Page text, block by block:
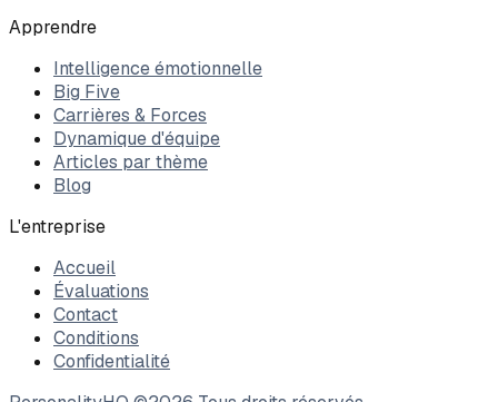
Apprendre
Intelligence émotionnelle
Big Five
Carrières & Forces
Dynamique d'équipe
Articles par thème
Blog
L'entreprise
Accueil
Évaluations
Contact
Conditions
Confidentialité